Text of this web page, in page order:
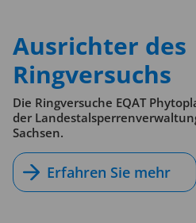
Ausrichter des
Ringversuchs
Die Ringversuche EQAT
der
Sachsen.
Erfahren Sie mehr